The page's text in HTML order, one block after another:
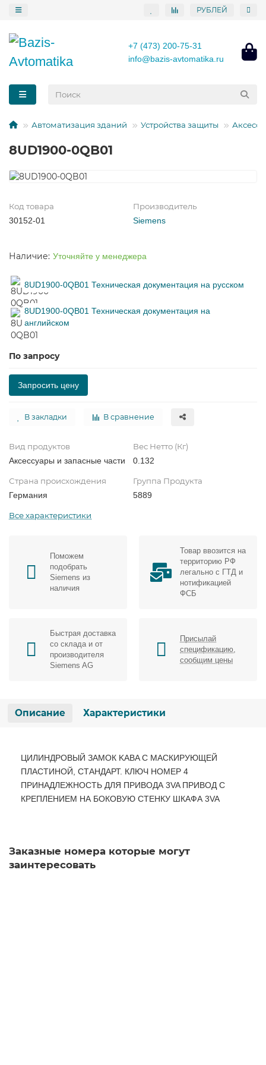
РУБЛЕЙ
+7 (473) 200-75-31
info@bazis-avtomatika.ru
Автоматизация зданий Устройства защиты
8UD1900-0QB01
Код товара
30152-01
Производитель
Siemens
Уточняйте у менеджера
8UD1900-0QB01 Техническая документация на русском
8UD1900-0QB01 Техническая документация на
английском
По запросу
Запросить цену
В закладки В сравнение
Вид продуктов
Аксессуары и запасные части
Вес Нетто (Кг)
0.132
Страна происхождения
Германия
Группа Продукта
5889
Все характеристики
Поможем
подобрать
Siemens из
наличия
Товар ввозится на
территорию РФ
легально с ГТД и
нотификацией
ФСБ
Быстрая доставка
со склада и от
производителя
Siemens AG
Присылай
спецификацию,
сообщим цены
Описание Характеристики
ЦИЛИНДРОВЫЙ ЗАМОК KABA С МАСКИРУЮЩЕЙ
ПЛАСТИНОЙ, СТАНДАРТ. КЛЮЧ НОМЕР 4
ПРИНАДЛЕЖНОСТЬ ДЛЯ ПРИВОДА 3VA ПРИВОД С
КРЕПЛЕНИЕМ НА БОКОВУЮ СТЕНКУ ШКАФА 3VA
Заказные номера которые могут
заинтересовать